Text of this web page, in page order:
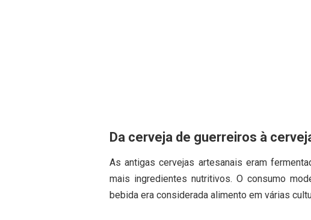
Da cerveja de guerreiros à
As antigas cervejas artesanais eram
mais ingredientes nutritivos. O consumo
bebida era considerada alimento em várias